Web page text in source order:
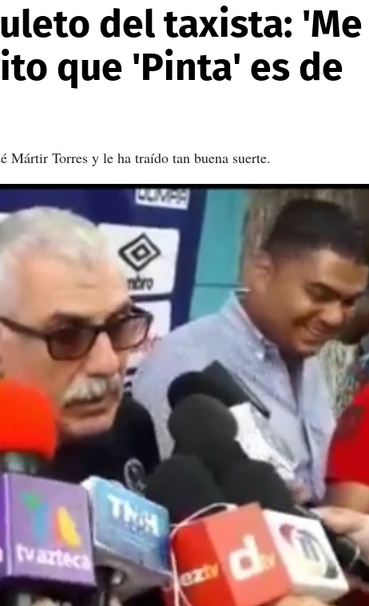
del taxista: 'Me
que 'Pinta' es de
Mártir Torres y le ha traído tan buena suerte.